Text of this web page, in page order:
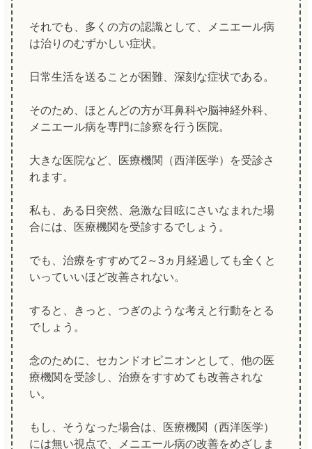
それでも、多くの方の認識として、メニエール病
は治りのむずかしい症状。
日常生活を送ることが困難、深刻な症状である。
そのため、ほとんどの方が耳鼻科や脳神経外科、
メニエール病を専門に診察を行う医院。
大きな医院など、医療機関（西洋医学）を受診さ
れます。
私も、ある日突然、急激な目眩にさいなまれた場
合には、医療機関を受診するでしょう。
でも、治療をすすめて2～3ヵ月経過しても全くと
いっていいほど改善されない。
すると、きっと、つぎのような考えと行動をとる
でしょう。
念のために、セカンドオピニオンとして、他の医
療機関を受診し、治療をすすめても改善されな
い。
もし、そうなった場合は、医療機関（西洋医学）
には無い視点で、メニエール病の改善をめざしま